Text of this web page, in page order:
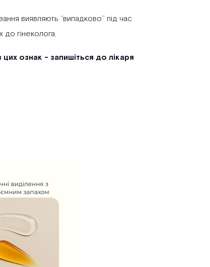
виявляють ‘’випадково’’ під час
гінеколога.
цих ознак - запишіться до лікаря